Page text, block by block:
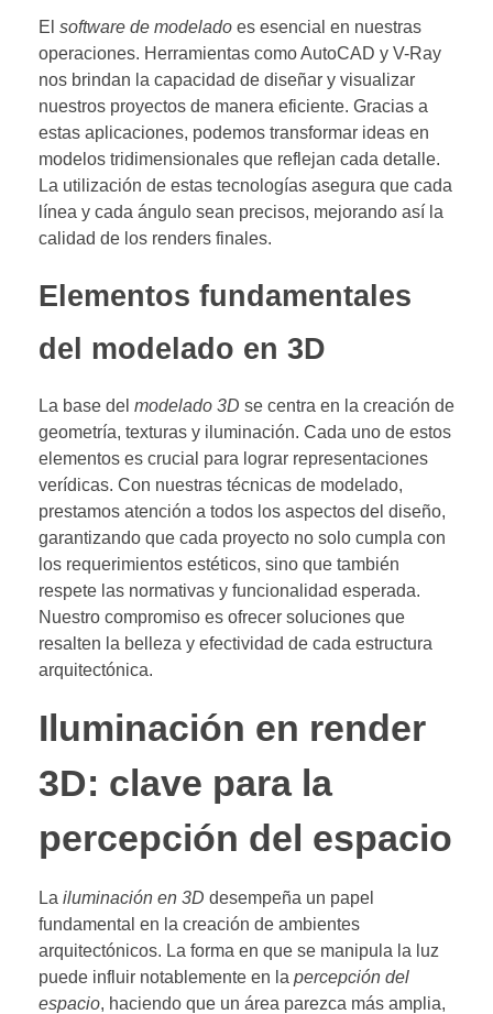
El software de modelado es esencial en nuestras
operaciones. Herramientas como AutoCAD y V-Ray
nos brindan la capacidad de diseñar y visualizar
nuestros proyectos de manera eficiente. Gracias a
estas aplicaciones, podemos transformar ideas en
modelos tridimensionales que reflejan cada detalle.
La utilización de estas tecnologías asegura que cada
línea y cada ángulo sean precisos, mejorando así la
calidad de los renders finales.
Elementos fundamentales
del modelado en 3D
La base del modelado 3D se centra en la creación de
geometría, texturas y iluminación. Cada uno de estos
elementos es crucial para lograr representaciones
verídicas. Con nuestras técnicas de modelado,
prestamos atención a todos los aspectos del diseño,
garantizando que cada proyecto no solo cumpla con
los requerimientos estéticos, sino que también
respete las normativas y funcionalidad esperada.
Nuestro compromiso es ofrecer soluciones que
resalten la belleza y efectividad de cada estructura
arquitectónica.
Iluminación en render
3D: clave para la
percepción del espacio
La iluminación en 3D desempeña un papel
fundamental en la creación de ambientes
arquitectónicos. La forma en que se manipula la luz
puede influir notablemente en la percepción del
espacio, haciendo que un área parezca más amplia,